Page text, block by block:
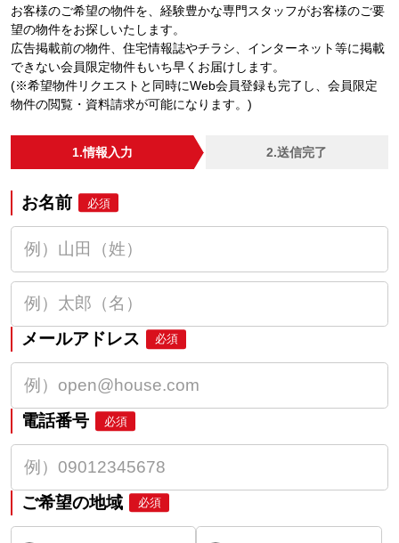
お客様のご希望の物件を、経験豊かな専門スタッフがお客様のご要
望の物件をお探しいたします。
広告掲載前の物件、住宅情報誌やチラシ、インターネット等に掲載
できない会員限定物件もいち早くお届けします。
(※希望物件リクエストと同時にWeb会員登録も完了し、会員限定
物件の閲覧・資料請求が可能になります。)
1.情報入力 2.送信完了
お名前 必須
メールアドレス 必須
電話番号 必須
ご希望の地域 必須